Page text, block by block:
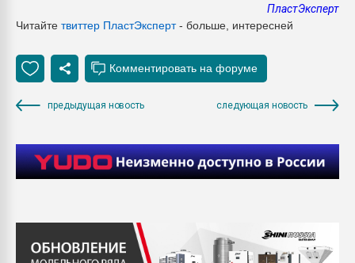
ПластЭксперт
Читайте твиттер ПластЭксперт- больше, интересней
предыдущая новость следующая новость